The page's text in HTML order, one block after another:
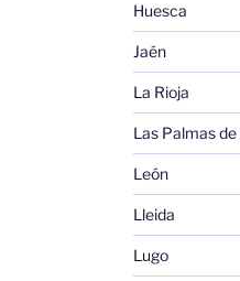
Huesca
Jaén
La Rioja
Las Palmas
León
Lleida
Lugo